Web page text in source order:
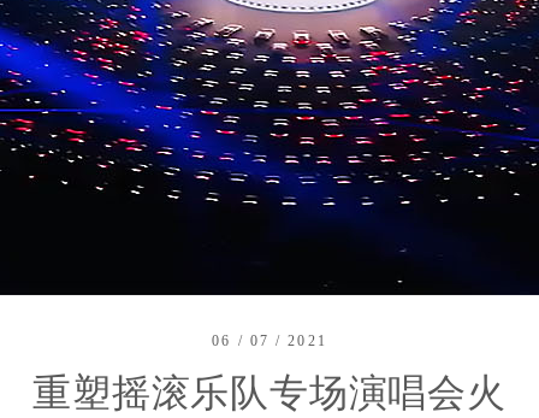
06 / 07 / 2021
重塑摇滚乐队专场演唱会火